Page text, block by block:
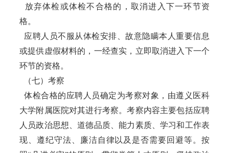
放弃体检或体检不合格的，取消进入下一环节资
格。
应聘人员不服从体检安排、故意隐瞒本人重要信息
或提供虚假材料的，一经查实，立即取消进入下一个
环节的资格。
（七）考察
体检合格的应聘人员确定为考察对象，由遵义医科
大学附属医院对其进行考察。考察内容主要包括应聘
人员政治思想、道德品质、能力素质、学习和工作表
现、遵纪守法、廉洁自律以及是否需要回避等。按